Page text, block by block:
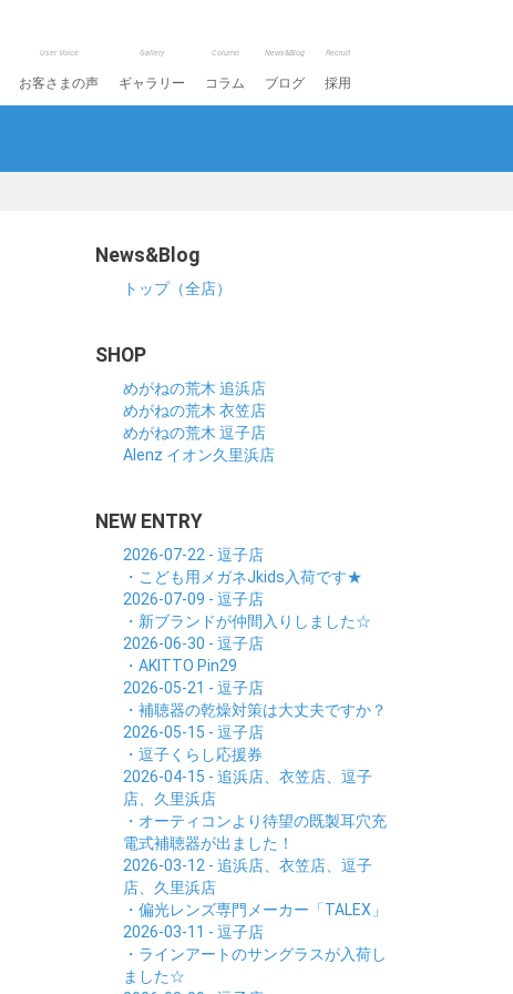
User Voice
お客さまの声
Gallery
ギャラリー
Column
コラム
News&Blog
ブログ
Recruit
採用
News&Blog
トップ（全店）
SHOP
めがねの荒木 追浜店
めがねの荒木 衣笠店
めがねの荒木 逗子店
Alenz イオン久里浜店
NEW ENTRY
2026-07-22 - 逗子店
・こども用メガネJkids入荷です★
2026-07-09 - 逗子店
・新ブランドが仲間入りしました☆
2026-06-30 - 逗子店
・AKITTO Pin29
2026-05-21 - 逗子店
・補聴器の乾燥対策は大丈夫ですか？
2026-05-15 - 逗子店
・逗子くらし応援券
2026-04-15 - 追浜店、衣笠店、逗子
店、久里浜店
・オーティコンより待望の既製耳穴充
電式補聴器が出ました！
2026-03-12 - 追浜店、衣笠店、逗子
店、久里浜店
・偏光レンズ専門メーカー「TALEX」
2026-03-11 - 逗子店
・ラインアートのサングラスが入荷し
ました☆